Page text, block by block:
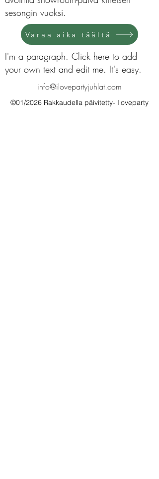
sesongin vuoksi.
Varaa aika täältä
I'm a paragraph. Click here to add
your own text and edit me. It's easy.
info@ilovepartyjuhlat.com
©01/2026 Rakkaudella päivitetty- Iloveparty